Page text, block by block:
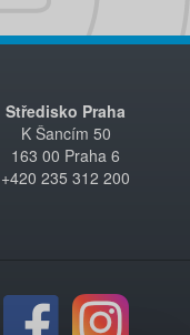
Středisko Praha
K Šancím 50
163 00 Praha 6
+420 235 312 200